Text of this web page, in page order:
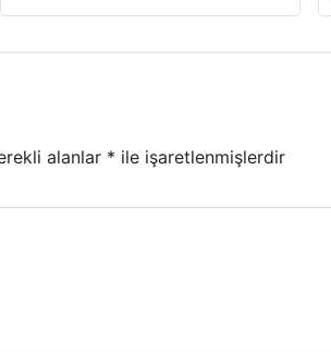
alanlar * ile işaretlenmişlerdir